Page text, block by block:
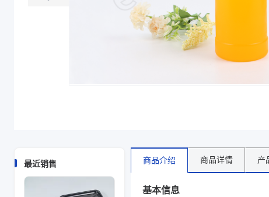
瓶盖材质PP，瓶身材质PET
最近销售 商品介绍 商品详情 产
基本信息